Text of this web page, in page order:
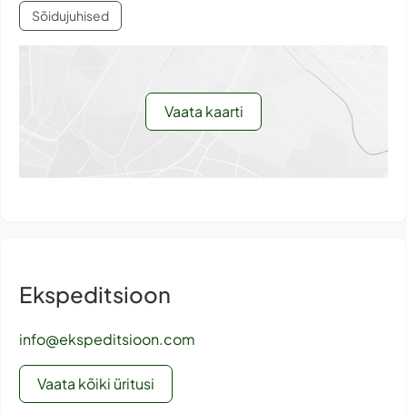
Sõidujuhised
Vaata kaarti
Ekspeditsioon
info@ekspeditsioon.com
Vaata kõiki üritusi